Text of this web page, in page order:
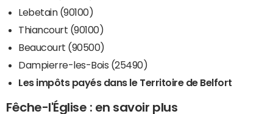
Lebetain (90100)
Thiancourt (90100)
Beaucourt (90500)
Dampierre-les-Bois (25490)
Les impôts payés dans le Territoire de Belfort
Fêche-l'Église : en savoir plus